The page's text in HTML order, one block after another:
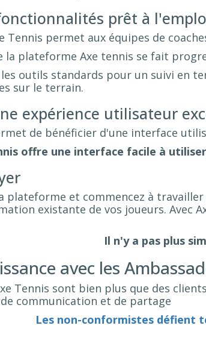
prêt à
Tennis permet aux équipes de
la plateforme Axe tennis se fait
outils standards pour un suivi en
sur le terrain.
expérience utilisateur
de bénéficier d'une interface
offre une interface facile à
plateforme et commencez à
existante de vos joueurs. Avec
Il n'y a pas plus
avec les
Tennis sont bien plus que des
communication et de partage
Les non-conformistes défient